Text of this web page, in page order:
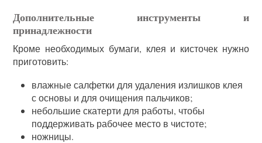
Дополнительные инструменты и
принадлежности
Кроме необходимых бумаги, клея и кисточек нужно
приготовить:
влажные салфетки для удаления излишков клея
с основы и для очищения пальчиков;
небольшие скатерти для работы, чтобы
поддерживать рабочее место в чистоте;
ножницы.